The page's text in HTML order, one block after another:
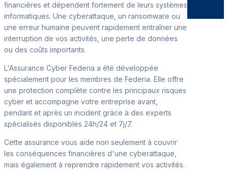
financières et dépendent fortement de leurs systèmes
informatiques. Une cyberattaque, un ransomware ou
une erreur humaine peuvent rapidement entraîner une
interruption de vos activités, une perte de données
ou des coûts importants.
L'Assurance Cyber Federia a été développée
spécialement pour les membres de Federia. Elle offre
une protection complète contre les principaux risques
cyber et accompagne votre entreprise avant,
pendant et après un incident grâce à des experts
spécialisés disponibles 24h/24 et 7j/7.
Cette assurance vous aide non seulement à couvrir
les conséquences financières d'une cyberattaque,
mais également à reprendre rapidement vos activités.